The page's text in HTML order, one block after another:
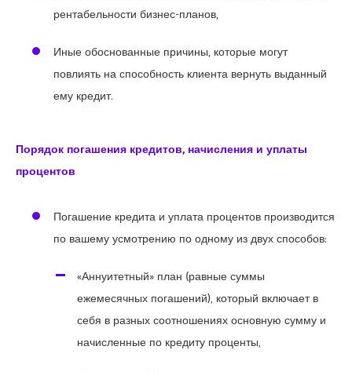
рентабельности бизнес-планов,
Иные обоснованные причины, которые могут
повлиять на способность клиента вернуть выданный
ему кредит.
Порядок погашения кредитов, начисления и уплаты
процентов
Погашение кредита и уплата процентов производится
по вашему усмотрению по одному из двух способов:
«Аннуитетный» план (равные суммы
ежемесячных погашений), который включает в
себя в разных соотношениях основную сумму и
начисленные по кредиту проценты,